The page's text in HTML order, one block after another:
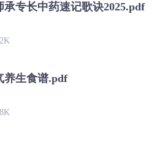
承专长中药速记歌诀2025.pdf
养生食谱.pdf